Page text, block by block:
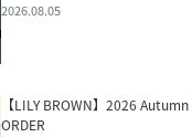
2026.08.05
【LILY BROWN】2026
ORDER